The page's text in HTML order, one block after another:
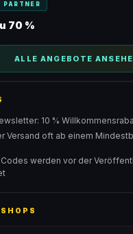
PARTNER
70 %
ALLE ANGEBOTE
10 %
Versand oft ab einem
werden vor der